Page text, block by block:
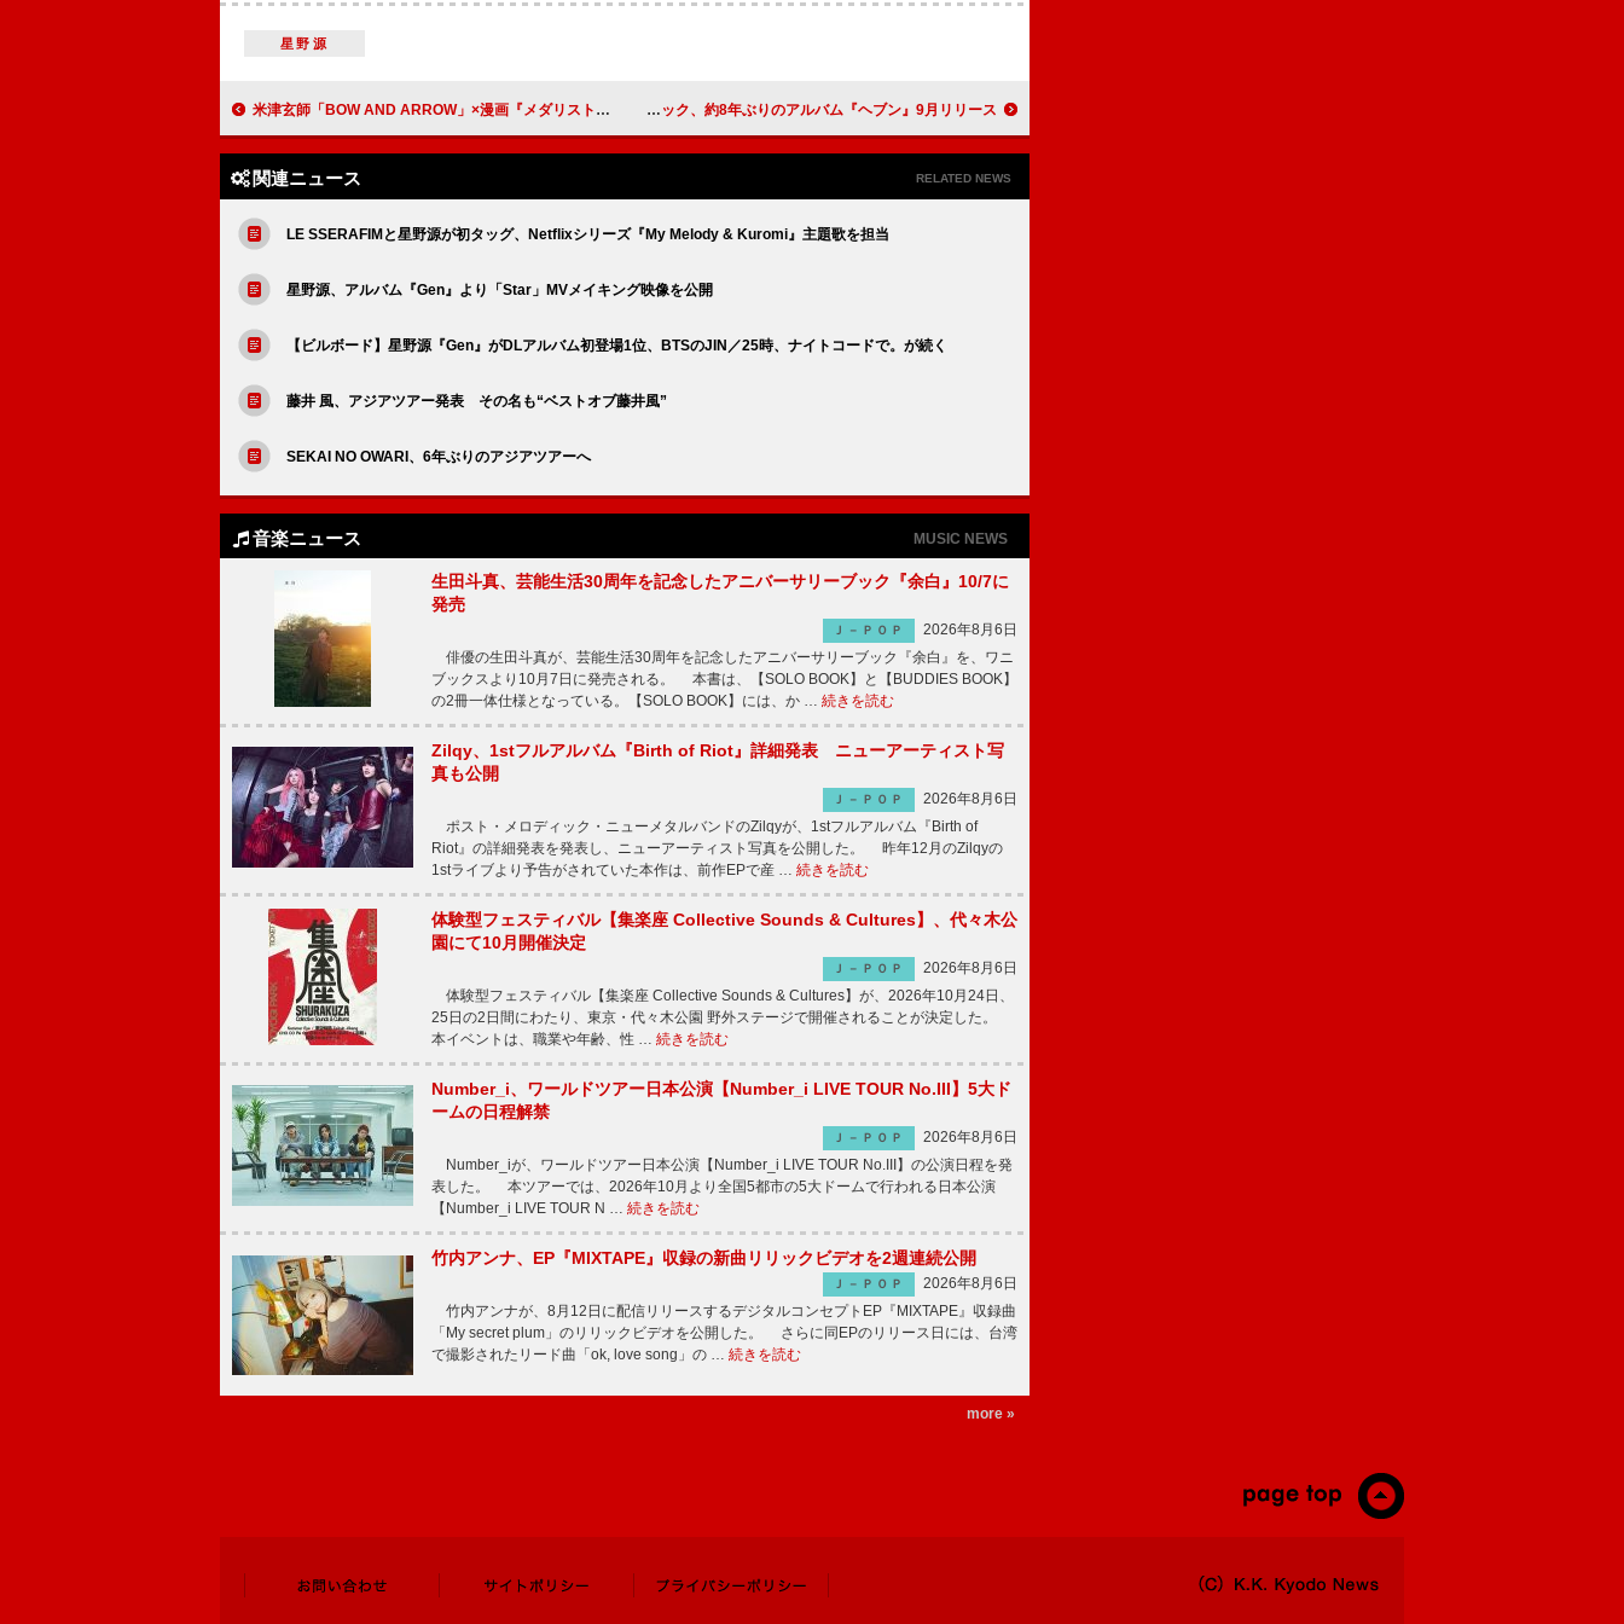
星野源
米津玄師「BOW AND ARROW」×漫画『メダリスト』スペシャルMV公開 アカシック、約8年ぶりのアルバム『ヘブン』9月リリース
関連ニュース RELATED NEWS
LE SSERAFIMと星野源が初タッグ、Netflixシリーズ『My Melody & Kuromi』主題歌を担当
星野源、アルバム『Gen』より「Star」MVメイキング映像を公開
【ビルボード】星野源『Gen』がDLアルバム初登場1位、BTSのJIN／25時、ナイトコードで。が続く
藤井 風、アジアツアー発表 その名も“ベストオブ藤井風”
SEKAI NO OWARI、6年ぶりのアジアツアーへ
音楽ニュース MUSIC NEWS
生田斗真、芸能生活30周年を記念したアニバーサリーブック『余白』10/7に
発売
Ｊ－ＰＯＰ
2026年8月6日
俳優の生田斗真が、芸能生活30周年を記念したアニバーサリーブック『余白』を、ワニ
ブックスより10月7日に発売される。 本書は、【SOLO BOOK】と【BUDDIES BOOK】
の2冊一体仕様となっている。【SOLO BOOK】には、か … 続きを読む
Zilqy、1stフルアルバム『Birth of Riot』詳細発表 ニューアーティスト写
真も公開
Ｊ－ＰＯＰ
2026年8月6日
ポスト・メロディック・ニューメタルバンドのZilqyが、1stフルアルバム『Birth of
Riot』の詳細発表を発表し、ニューアーティスト写真を公開した。 昨年12月のZilqyの
1stライブより予告がされていた本作は、前作EPで産 … 続きを読む
体験型フェスティバル【集楽座 Collective Sounds & Cultures】、代々木公
園にて10月開催決定
Ｊ－ＰＯＰ
2026年8月6日
体験型フェスティバル【集楽座 Collective Sounds & Cultures】が、2026年10月24日、
25日の2日間にわたり、東京・代々木公園 野外ステージで開催されることが決定した。
本イベントは、職業や年齢、性 … 続きを読む
Number_i、ワールドツアー日本公演【Number_i LIVE TOUR No.III】5大ド
ームの日程解禁
Ｊ－ＰＯＰ
2026年8月6日
Number_iが、ワールドツアー日本公演【Number_i LIVE TOUR No.III】の公演日程を発
表した。 本ツアーでは、2026年10月より全国5都市の5大ドームで行われる日本公演
【Number_i LIVE TOUR N … 続きを読む
竹内アンナ、EP『MIXTAPE』収録の新曲リリックビデオを2週連続公開
Ｊ－ＰＯＰ
2026年8月6日
竹内アンナが、8月12日に配信リリースするデジタルコンセプトEP『MIXTAPE』収録曲
「My secret plum」のリリックビデオを公開した。 さらに同EPのリリース日には、台湾
で撮影されたリード曲「ok, love song」の … 続きを読む
more »